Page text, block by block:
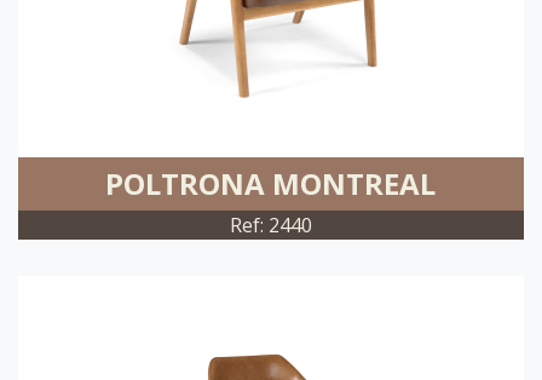
POLTRONA MONTREAL
Ref: 2440